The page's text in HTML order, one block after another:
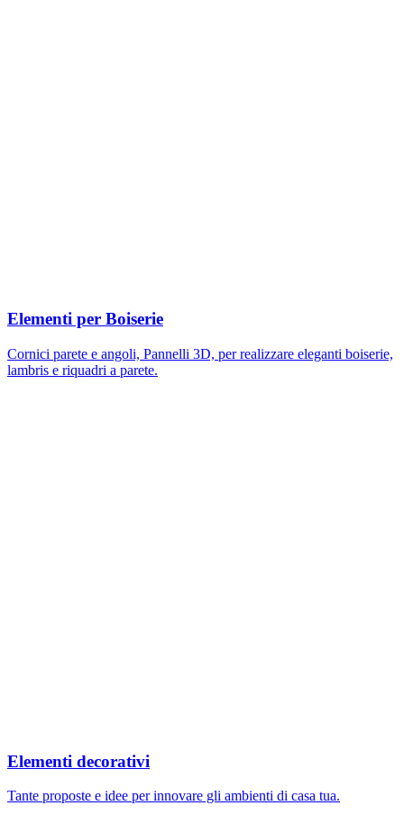
Elementi per Boiserie
Cornici parete e angoli, Pannelli 3D, per realizzare eleganti boiserie,
lambris e riquadri a parete.
Elementi decorativi
Tante proposte e idee per innovare gli ambienti di casa tua.